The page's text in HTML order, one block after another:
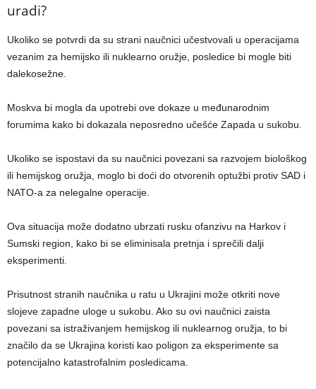
uradi?
Ukoliko se potvrdi da su strani naučnici učestvovali u operacijama
vezanim za hemijsko ili nuklearno oružje, posledice bi mogle biti
dalekosežne.
Moskva bi mogla da upotrebi ove dokaze u međunarodnim
forumima kako bi dokazala neposredno učešće Zapada u sukobu.
Ukoliko se ispostavi da su naučnici povezani sa razvojem biološkog
ili hemijskog oružja, moglo bi doći do otvorenih optužbi protiv SAD i
NATO-a za nelegalne operacije.
Ova situacija može dodatno ubrzati rusku ofanzivu na Harkov i
Sumski region, kako bi se eliminisala pretnja i sprečili dalji
eksperimenti.
Prisutnost stranih naučnika u ratu u Ukrajini može otkriti nove
slojeve zapadne uloge u sukobu. Ako su ovi naučnici zaista
povezani sa istraživanjem hemijskog ili nuklearnog oružja, to bi
značilo da se Ukrajina koristi kao poligon za eksperimente sa
potencijalno katastrofalnim posledicama.